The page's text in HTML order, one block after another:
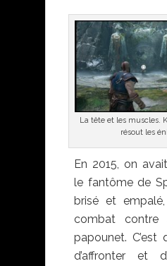
La tête et les muscles.
résout les
En 2015, on
le fantôme de
brisé et empalé,
combat contre
papounet.
d’affronter et